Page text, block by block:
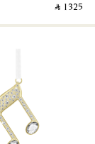
‎ ⃁ ⁦1325⁩ ‎